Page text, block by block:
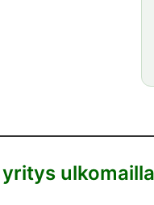
ulkomailla